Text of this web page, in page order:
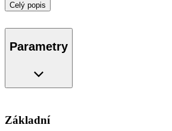
Celý popis
Parametry
Základní